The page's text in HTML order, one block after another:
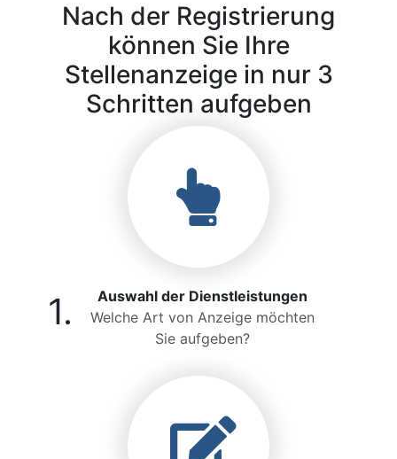
Nach der Registrierung
können Sie Ihre
Stellenanzeige in nur 3
Schritten aufgeben
1.
Auswahl der Dienstleistungen
Welche Art von Anzeige möchten
Sie aufgeben?